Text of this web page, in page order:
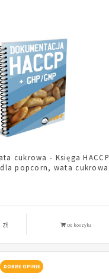
cukrowa - Księga HACCP
dla popcorn, wata cukrowa
zł Do koszyka
DOBRE OPINIE